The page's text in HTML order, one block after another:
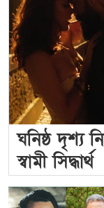
ঘনিষ্ঠ দৃশ্য
স্বামী সিদ্ধার্থ